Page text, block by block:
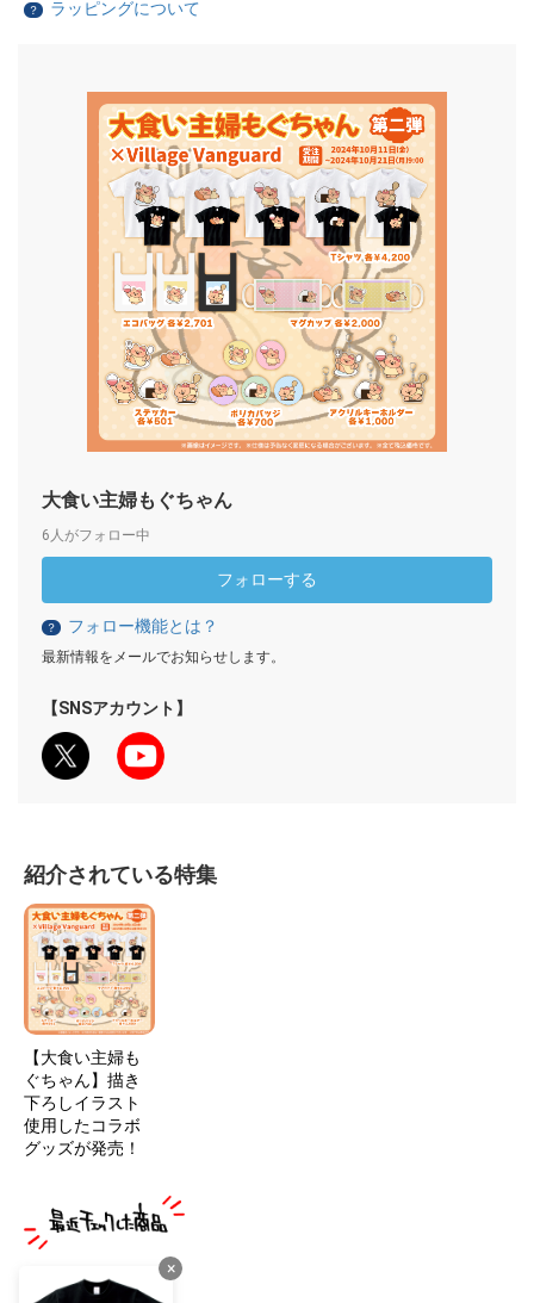
？ ラッピングについて
大食い主婦もぐちゃん
6人がフォロー中
フォローする
？ フォロー機能とは？
最新情報をメールでお知らせします。
【SNSアカウント】
紹介されている特集
【大食い主婦も
ぐちゃん】描き
下ろしイラスト
使用したコラボ
グッズが発売！
×